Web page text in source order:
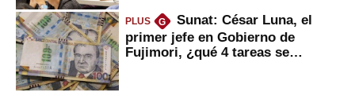
PLUS G
Sunat: César Luna, el
primer jefe en Gobierno de
Fujimori, ¿qué 4 tareas se